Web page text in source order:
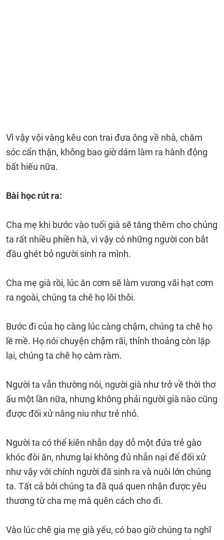
Vì vậy vội vàng kêu con trai đưa ông về nhà, chăm
sóc cẩn thận, không bao giờ dám làm ra hành động
bất hiếu nữa.
Bài học rút ra:
Cha mẹ khi bước vào tuổi già sẽ tăng thêm cho chúng
ta rất nhiều phiền hà, vì vậy có những người con bắt
đầu ghét bỏ người sinh ra mình.
Cha mẹ già rồi, lúc ăn cơm sẽ làm vương vãi hạt cơm
ra ngoài, chúng ta chê họ lôi thôi.
Bước đi của họ càng lúc càng chậm, chúng ta chê họ
lề mề. Họ nói chuyện chậm rãi, thỉnh thoảng còn lặp
lại, chúng ta chê họ càm ràm.
Người ta vẫn thường nói, người già như trở về thời thơ
ấu một lần nữa, nhưng không phải người già nào cũng
được đối xử nâng niu như trẻ nhỏ.
Người ta có thể kiên nhẫn dạy dỗ một đứa trẻ gào
khóc đòi ăn, nhưng lại không đủ nhẫn nại để đối xử
như vậy với chính người đã sinh ra và nuôi lớn chúng
ta. Tất cả bởi chúng ta đã quá quen nhận được yêu
thương từ cha mẹ mà quên cách cho đi.
Vào lúc chê gia mẹ già yếu, có bao giờ chúng ta nghĩ